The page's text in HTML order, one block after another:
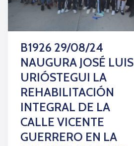
B1926 29/08/24
NAUGURA JOSÉ LUIS
URIÓSTEGUI LA
REHABILITACIÓN
INTEGRAL DE LA
CALLE VICENTE
GUERRERO EN LA